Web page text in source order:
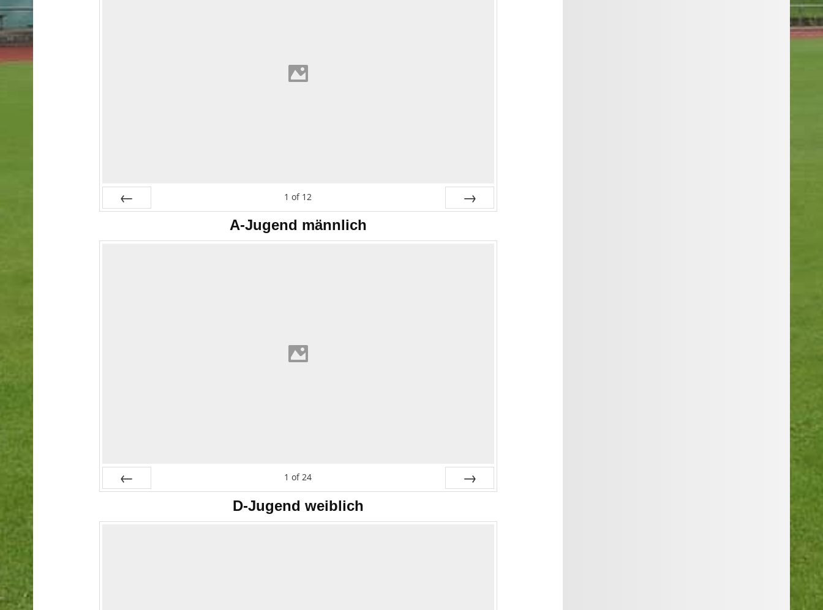
1 of 12
A-Jugend männlich
1 of 24
D-Jugend weiblich